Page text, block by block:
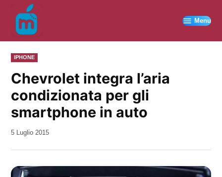
contenuto
Menu
PUBBLICATO
IN
IPHONE
Chevrolet integra l’aria
condizionata per gli
smartphone in auto
da
5 Luglio 2015